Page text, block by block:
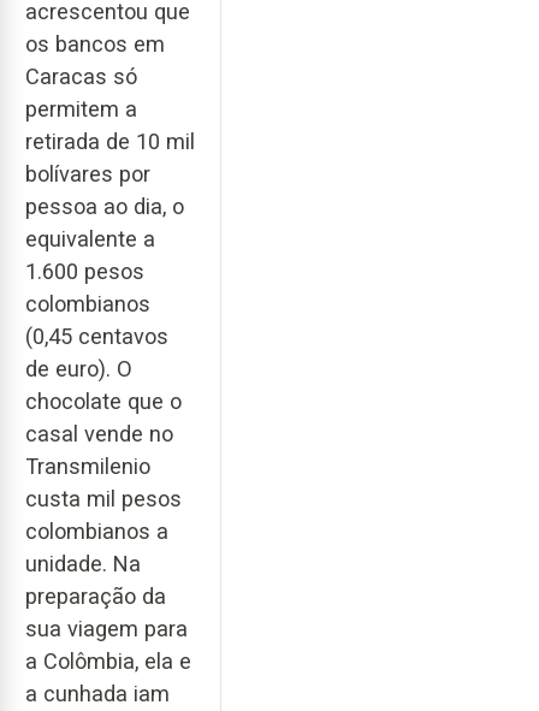
acrescentou que
os bancos em
Caracas só
permitem a
retirada de 10 mil
bolívares por
pessoa ao dia, o
equivalente a
1.600 pesos
colombianos
(0,45 centavos
de euro). O
chocolate que o
casal vende no
Transmilenio
custa mil pesos
colombianos a
unidade. Na
preparação da
sua viagem para
a Colômbia, ela e
a cunhada iam